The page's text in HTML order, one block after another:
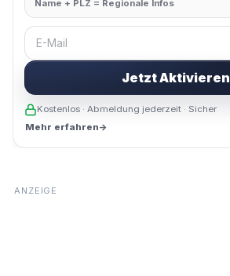
Name + PLZ = Regionale Infos
E-Mail
Jetzt Aktivieren
Kostenlos · Abmeldung jederzeit · Sicher
Mehr erfahren→